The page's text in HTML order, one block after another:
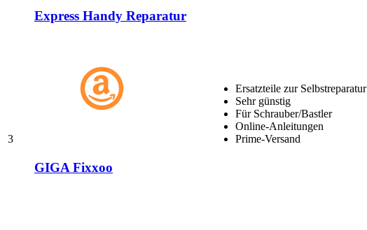
Express Handy Reparatur
3
GIGA Fixxoo
Ersatzteile zur Selbstreparatur
Sehr günstig
Für Schrauber/Bastler
Online-Anleitungen
Prime-Versand